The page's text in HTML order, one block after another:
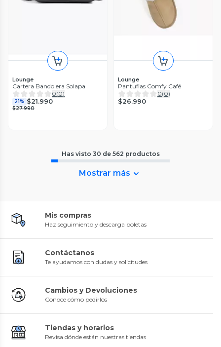
Lounge
Cartera Bandolera Solapa
0(0)
21% $21.990
$27.990
Lounge
Pantuflas Comfy Café
0(0)
$26.990
Has visto 30 de 562 productos
Mostrar más
Mis compras
Haz seguimiento y descarga boletas
Contáctanos
Te ayudamos con dudas y solicitudes
Cambios y Devoluciones
Conoce cómo pedirlos
Tiendas y horarios
Revisa dónde están nuestras tiendas